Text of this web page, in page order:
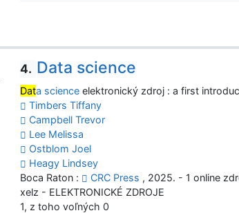
4. Data science
Data science elektronický zdroj : a first
Timbers Tiffany
Campbell Trevor
Lee Melissa
Ostblom Joel
Heagy Lindsey
Boca Raton :
CRC Press , 2025. - 1 online
xelz - ELEKTRONICKÉ ZDROJE
1, z toho voľných 0